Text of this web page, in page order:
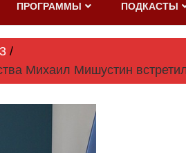
ПРОГРАММЫ ПОДКАСТЫ
Михаил Мишустин